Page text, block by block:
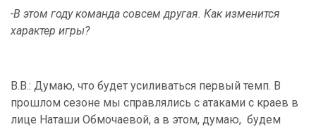
-В этом году команда совсем другая. Как изменится
характер игры?
В.В.: Думаю, что будет усиливаться первый темп. В
прошлом сезоне мы справлялись с атаками с краев в
лице Наташи Обмочаевой, а в этом, думаю, будем